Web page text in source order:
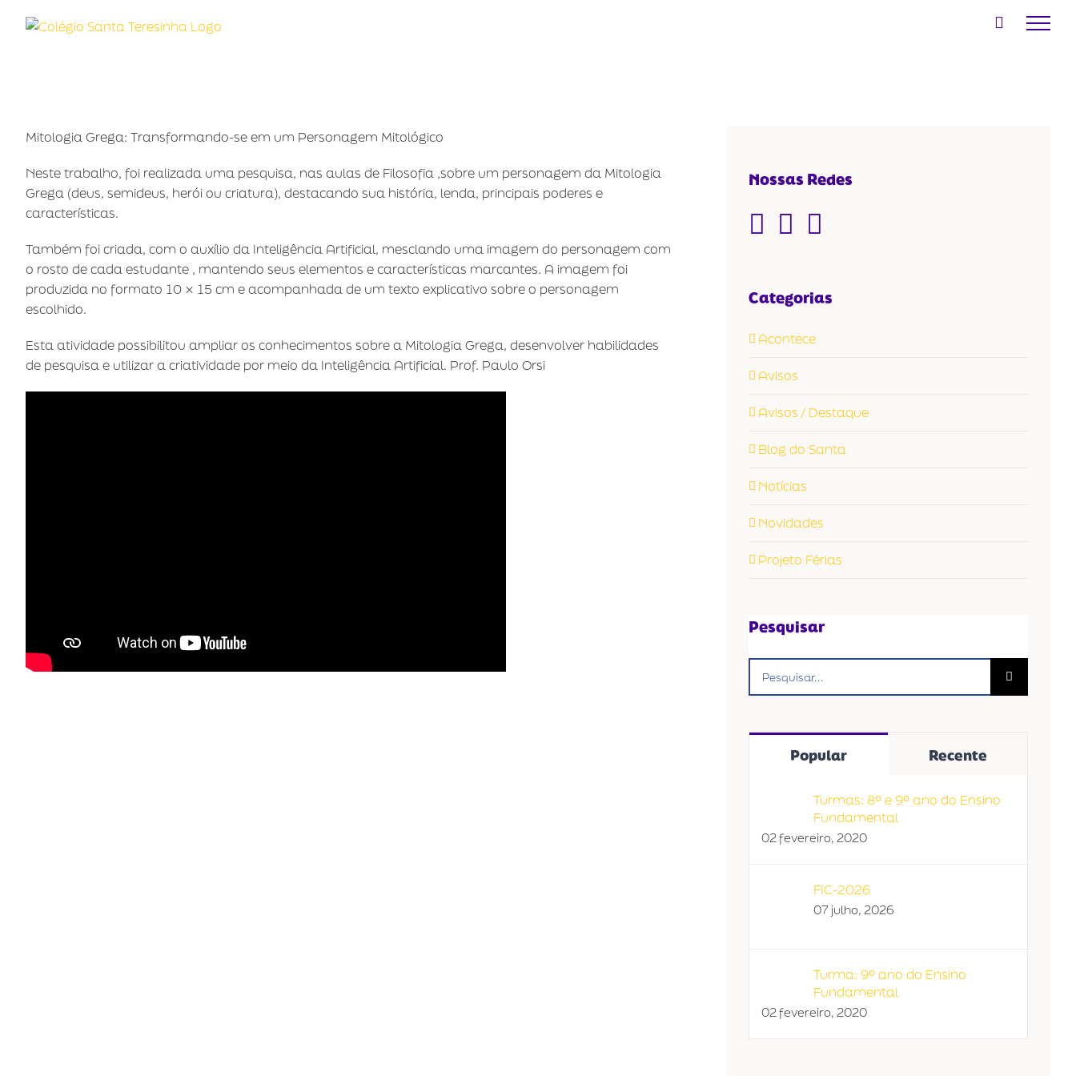
para
Mitologia Grega: Transformando-se em um Personagem Mitológico
Neste trabalho, foi realizada uma pesquisa, nas aulas de Filosofia ,sobre um personagem da Mitologia
Grega (deus, semideus, herói ou criatura), destacando sua história, lenda, principais poderes e
características.
Também foi criada, com o auxílio da Inteligência Artificial, mesclando uma imagem do personagem com
o rosto de cada estudante , mantendo seus elementos e características marcantes. A imagem foi
produzida no formato 10 × 15 cm e acompanhada de um texto explicativo sobre o personagem
escolhido.
Esta atividade possibilitou ampliar os conhecimentos sobre a Mitologia Grega, desenvolver habilidades
de pesquisa e utilizar a criatividade por meio da Inteligência Artificial. Prof. Paulo Orsi
Nossas Redes
Categorias
Acontece
Avisos
Avisos / Destaque
Blog do Santa
Notícias
Novidades
Projeto Férias
Pesquisar
resultados
Popular Recente
Turmas: 8º e 9º ano do Ensino
Fundamental
02 fevereiro, 2020
FIC-2026
07 julho, 2026
Turma: 9º ano do Ensino
Fundamental
02 fevereiro, 2020